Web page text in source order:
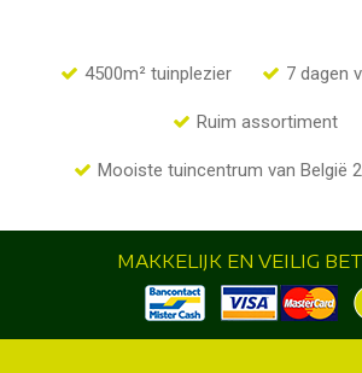
4500m² tuinplezier 7 dagen
Ruim assortiment
Mooiste tuincentrum van België
MAKKELIJK EN VEILIG